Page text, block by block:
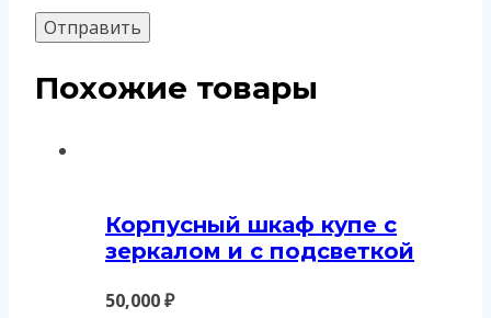
Похожие товары
Корпусный шкаф купе с
зеркалом и с подсветкой
50,000₽